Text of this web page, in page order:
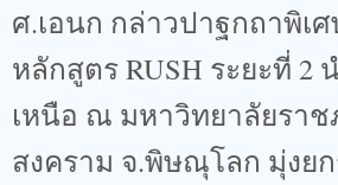
ศ.เอนก กล่าวปาฐกถาพิเ
หลักสูตร RUSH ระยะที่ 2
เหนือ ณ มหาวิทยาลัยรา
สงคราม จ.พิษณุโลก มุ่งย